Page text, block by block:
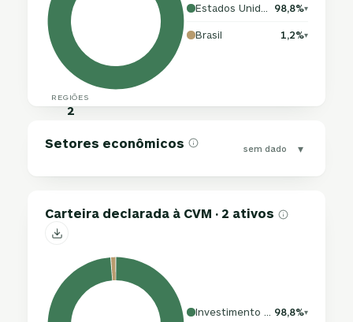
REGIÕES
2
98,8%▾
Brasil 1,2%▾
Setores econômicos sem dado ▾
Carteira declarada à CVM · 2 ativos
98,8%▾